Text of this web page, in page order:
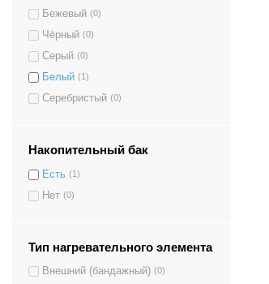
Бежевый (0)
Чёрный (0)
Серый (0)
Белый (1)
Серебристый (0)
Накопительный бак
Есть (1)
Нет (0)
Тип нагревательного элемента
Внешний (бандажный) (0)